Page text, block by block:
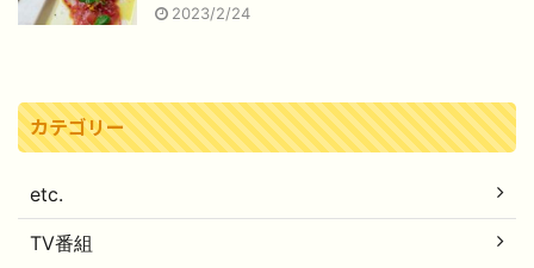
2023/2/24
カテゴリー
etc.
TV番組